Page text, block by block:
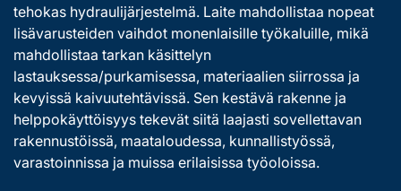
tehokas hydraulijärjestelmä. Laite mahdollistaa nopeat
lisävarusteiden vaihdot monenlaisille työkaluille, mikä
mahdollistaa tarkan käsittelyn
lastauksessa/purkamisessa, materiaalien siirrossa ja
kevyissä kaivuutehtävissä. Sen kestävä rakenne ja
helppokäyttöisyys tekevät siitä laajasti sovellettavan
rakennustöissä, maataloudessa, kunnallistyössä,
varastoinnissa ja muissa erilaisissa työoloissa.